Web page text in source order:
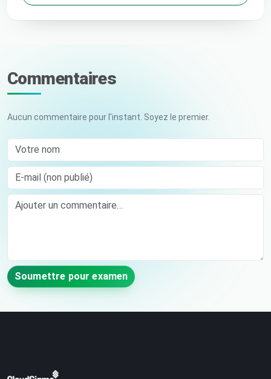
Commentaires
Aucun commentaire pour l'instant. Soyez le premier.
Votre nom
E-mail (non publié)
Comment
Soumettre pour examen